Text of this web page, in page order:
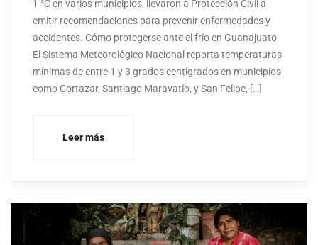
1 °C en varios municipios, llevaron a Protección Civil a
emitir recomendaciones para prevenir enfermedades y
accidentes. Cómo protegerse ante el frío en Guanajuato
El Sistema Meteorológico Nacional reporta temperaturas
mínimas de entre 1 y 3 grados centígrados en municipios
como Cortazar, Santiago Maravatío, y San Felipe, […]
Leer más